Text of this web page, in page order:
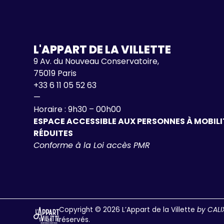
L'APPART DE LA VILLETTE
9 Av. du Nouveau Conservatoire,
75019 Paris
+33 6 11 05 52 63
—
Horaire : 9h30 – 00h00
ESPACE ACCESSIBLE AUX PERSONNES À
RÉDUITES
Conforme à la Loi accès PMR
Copyright © 2026 L’Appart de la Villetteby
réservés.